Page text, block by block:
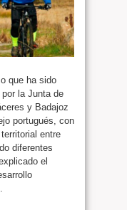
que ha sido
la Junta de
y Badajoz
portugués, con
entre
diferentes
el